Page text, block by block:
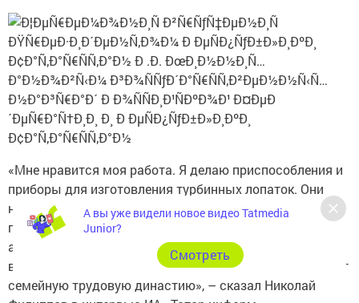
«Мне нравится моя работа. Я делаю приспособления и
приборы для изготовления турбинных лопаток. Они
нужны для авиационных двигателей и применимы для
газоперекачки. Т. е. используются в машиностроении и
авиационной промышленности. У меня есть четыре
внука, и я надеюсь, что они, когда вырастут, продолжат
семейную трудовую династию», – сказал Николай
А вы уже видели новое видео Tatmedia
Junior?
Cмотреть